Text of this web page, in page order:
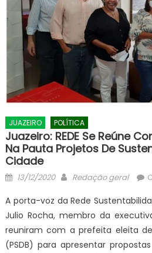
JUAZEIRO POLÍTICA
Juazeiro: REDE Se Reúne
Na Pauta Projetos De
Cidade
Posted
13/12/2020 Author
Redação geral
A porta-voz da Rede
Julio Rocha, membro da
reuniram com a prefeita eleita de
(PSDB) para apresentar